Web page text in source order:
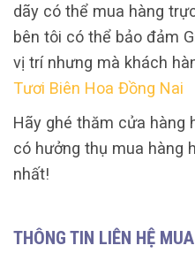
dãy có thể mua hàng
bên tôi có thể bảo đảm
vị trí nhưng mà khách
Tươi Biên Hoa Đồng Nai
Hãy ghé thăm cửa hàng
có hưởng thụ mua hàng
nhất!
THÔNG TIN LIÊN HỆ